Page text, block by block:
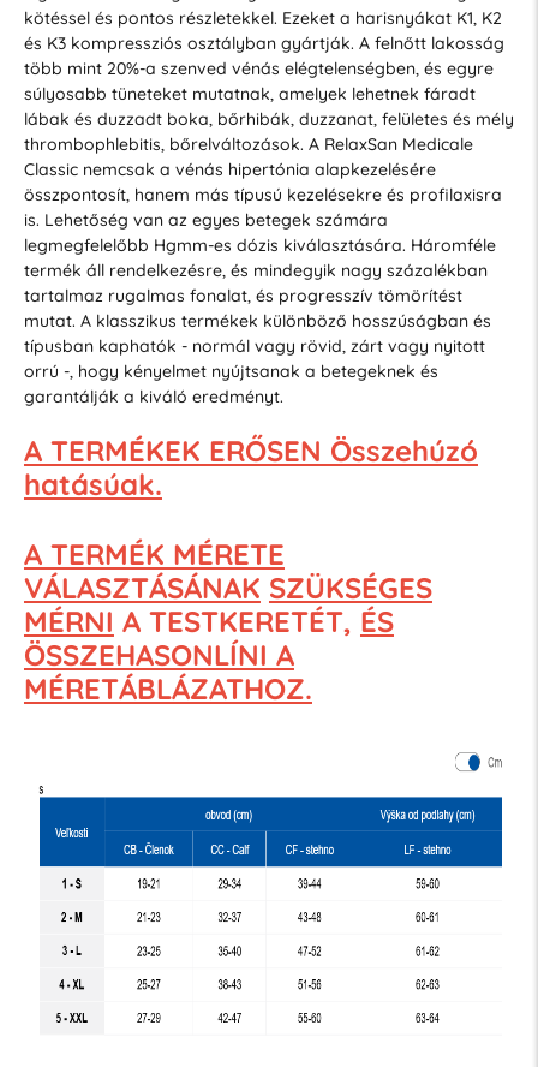
kötéssel és pontos részletekkel. Ezeket a harisnyákat K1, K2
és K3 kompressziós osztályban gyártják. A felnőtt lakosság
több mint 20%-a szenved vénás elégtelenségben, és egyre
súlyosabb tüneteket mutatnak, amelyek lehetnek fáradt
lábak és duzzadt boka, bőrhibák, duzzanat, felületes és mély
thrombophlebitis, bőrelváltozások. A RelaxSan Medicale
Classic nemcsak a vénás hipertónia alapkezelésére
összpontosít, hanem más típusú kezelésekre és profilaxisra
is. Lehetőség van az egyes betegek számára
legmegfelelőbb Hgmm-es dózis kiválasztására. Háromféle
termék áll rendelkezésre, és mindegyik nagy százalékban
tartalmaz rugalmas fonalat, és progresszív tömörítést
mutat. A klasszikus termékek különböző hosszúságban és
típusban kaphatók - normál vagy rövid, zárt vagy nyitott
orrú -, hogy kényelmet nyújtsanak a betegeknek és
garantálják a kiváló eredményt.
A TERMÉKEK ERŐSEN Összehúzó
hatásúak.
A TERMÉK MÉRETE
VÁLASZTÁSÁNAK SZÜKSÉGES
MÉRNI A TESTKERETÉT, ÉS
ÖSSZEHASONLÍNI A
MÉRETÁBLÁZATHOZ.